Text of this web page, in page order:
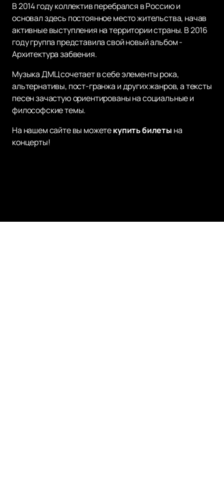
В 2014 году коллектив перебрался в Россию и
основал здесь постоянное место жительства, начав
активные выступления на территории страны. В 2016
году группа представила свой новый альбом -
Архитектура забвения.
Музыка ДМЦ сочетает в себе элементы рока,
альтернативы, пост-гранжа и других жанров, а тексты
песен зачастую ориентированы на социальные и
философские темы.
На нашем сайте вы можетекупить билеты на
концерты!